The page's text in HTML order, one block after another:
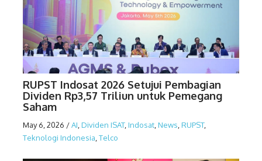
RUPST Indosat 2026 Setujui Pembagian
Dividen Rp3,57 Triliun untuk Pemegang
Saham
May 6, 2026 /AI,Dividen ISAT,Indosat,News,RUPST,
Teknologi Indonesia,Telco